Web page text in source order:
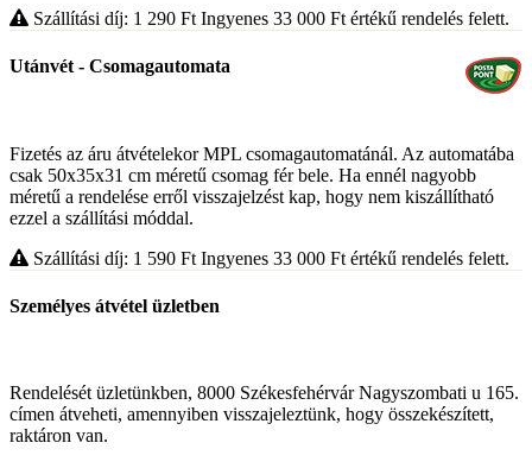
Szállítási díj: 1 290 Ft Ingyenes 33 000 Ft értékű rendelés felett.
Utánvét - Csomagautomata
Fizetés az áru átvételekor MPL csomagautomatánál. Az automatába
csak 50x35x31 cm méretű csomag fér bele. Ha ennél nagyobb
méretű a rendelése erről visszajelzést kap, hogy nem kiszállítható
ezzel a szállítási móddal.
Szállítási díj: 1 590 Ft Ingyenes 33 000 Ft értékű rendelés felett.
Személyes átvétel üzletben
Rendelését üzletünkben, 8000 Székesfehérvár Nagyszombati u 165.
címen átveheti, amennyiben visszajeleztünk, hogy összekészített,
raktáron van.